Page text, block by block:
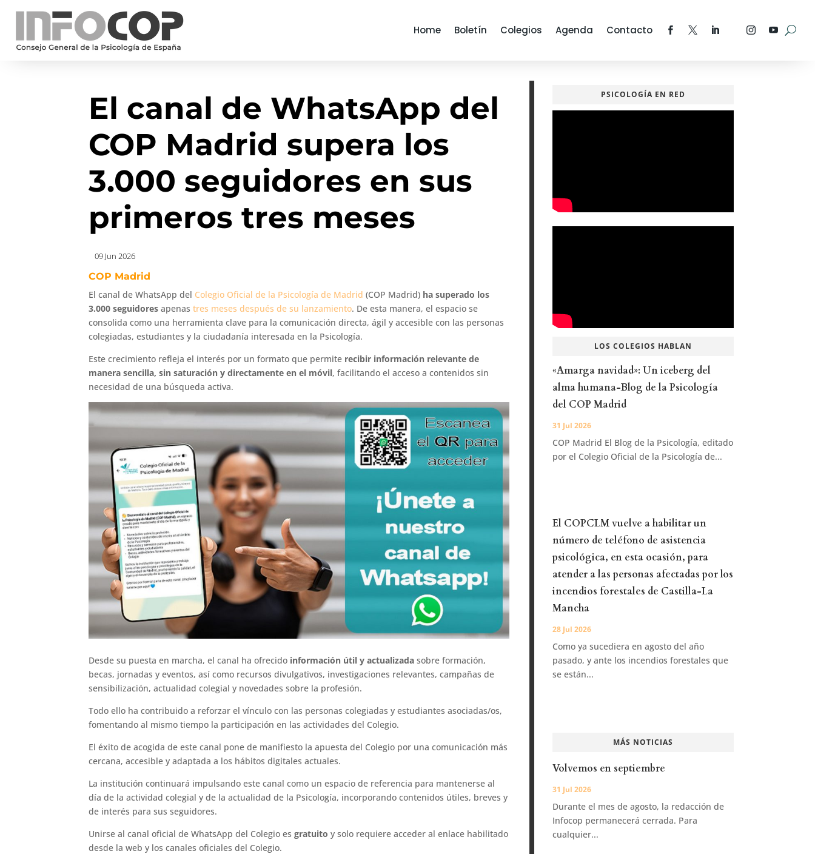
Home Boletín Colegios Agenda Contacto
El canal de WhatsApp del
COP Madrid supera los
3.000 seguidores en sus
primeros tres meses
09 Jun 2026
COP Madrid
El canal de WhatsApp del Colegio Oficial de la Psicología de Madrid (COP Madrid) ha superado los
3.000 seguidores apenastres meses después de su lanzamiento. De esta manera, el espacio se
consolida como una herramienta clave para la comunicación directa, ágil y accesible con las personas
colegiadas, estudiantes y la ciudadanía interesada en la Psicología.
Este crecimiento refleja el interés por un formato que permite recibir información relevante de
manera sencilla, sin saturación y directamente en el móvil, facilitando el acceso a contenidos sin
necesidad de una búsqueda activa.
Desde su puesta en marcha, el canal ha ofrecido información útil y actualizadasobre formación,
becas, jornadas y eventos, así como recursos divulgativos, investigaciones relevantes, campañas de
sensibilización, actualidad colegial y novedades sobre la profesión.
Todo ello ha contribuido a reforzar el vínculo con las personas colegiadas y estudiantes asociadas/os,
fomentando al mismo tiempo la participación en las actividades del Colegio.
El éxito de acogida de este canal pone de manifiesto la apuesta del Colegio por una comunicación más
cercana, accesible y adaptada a los hábitos digitales actuales.
La institución continuará impulsando este canal como un espacio de referencia para mantenerse al
día de la actividad colegial y de la actualidad de la Psicología, incorporando contenidos útiles, breves y
de interés para sus seguidores.
Unirse al canal oficial de WhatsApp del Colegio es gratuito y solo requiere acceder al enlace habilitado
desde la web y los canales oficiales del Colegio.
PSICOLOGÍA EN RED
LOS COLEGIOS HABLAN
«Amarga navidad»: Un iceberg del
alma humana-Blog de la Psicología
del COP Madrid
31 Jul 2026
COP Madrid El Blog de la Psicología, editado
por el Colegio Oficial de la Psicología de...
El COPCLM vuelve a habilitar un
número de teléfono de asistencia
psicológica, en esta ocasión, para
atender a las personas afectadas por los
incendios forestales de Castilla-La
Mancha
28 Jul 2026
Como ya sucediera en agosto del año
pasado, y ante los incendios forestales que
se están...
MÁS NOTICIAS
Volvemos en septiembre
31 Jul 2026
Durante el mes de agosto, la redacción de
Infocop permanecerá cerrada. Para
cualquier...